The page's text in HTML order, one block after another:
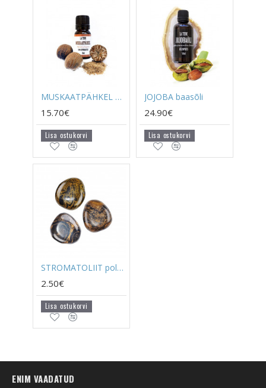
MUSKAATPÄHKEL eeterlik õli
15.70€
Lisa ostukorvi
JOJOBA baasõli
24.90€
Lisa ostukorvi
STROMATOLIIT poleeritud
2.50€
Lisa ostukorvi
ENIM VAADATUD